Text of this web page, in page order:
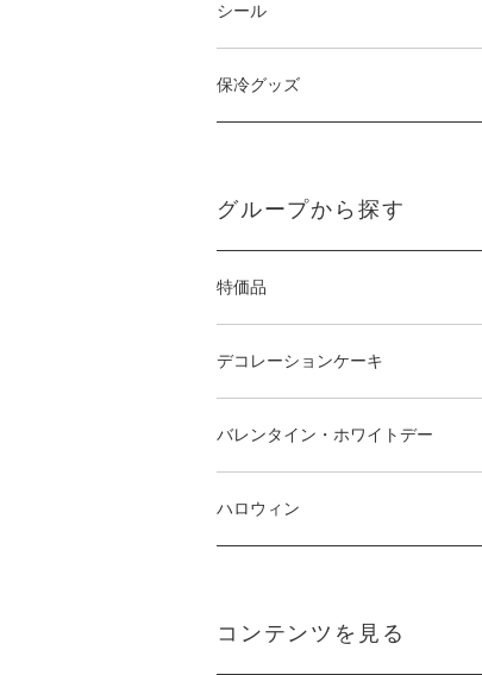
シール
保冷グッズ
グループから探す
特価品
デコレーションケーキ
バレンタイン・ホワイトデー
ハロウィン
コンテンツを見る